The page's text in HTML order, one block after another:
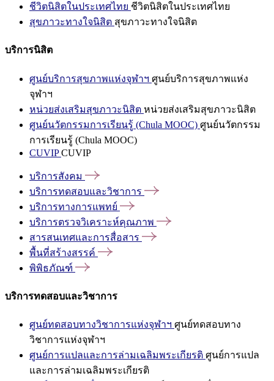
ชีวิตนิสิตในประเทศไทย ชีวิตนิสิตในประเทศไทย
สุขภาวะทางใจนิสิต สุขภาวะทางใจนิสิต
บริการนิสิต
ศูนย์บริการสุขภาพแห่งจุฬาฯ ศูนย์บริการสุขภาพแห่ง
จุฬาฯ
หน่วยส่งเสริมสุขภาวะนิสิต หน่วยส่งเสริมสุขภาวะนิสิต
ศูนย์นวัตกรรมการเรียนรู้ (Chula MOOC) ศูนย์นวัตกรรม
การเรียนรู้ (Chula MOOC)
CUVIPCUVIP
บริการสังคม
บริการทดสอบและวิชาการ
บริการทางการแพทย์
บริการตรวจวิเคราะห์คุณภาพ
สารสนเทศและการสื่อสาร
พื้นที่สร้างสรรค์
พิพิธภัณฑ์
บริการทดสอบและวิชาการ
ศูนย์ทดสอบทางวิชาการแห่งจุฬาฯ ศูนย์ทดสอบทาง
วิชาการแห่งจุฬาฯ
ศูนย์การแปลและการล่ามเฉลิมพระเกียรติ ศูนย์การแปล
และการล่ามเฉลิมพระเกียรติ